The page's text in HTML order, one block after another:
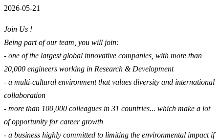
2026-05-21
Join Us !
Being part of our team, you will join:
- one of the largest global innovative companies, with more than
20,000 engineers working in Research & Development
- a multi-cultural environment that values diversity and international
collaboration
- more than 100,000 colleagues in 31 countries... which make a lot
of opportunity for career growth
- a business highly committed to limiting the environmental impact if